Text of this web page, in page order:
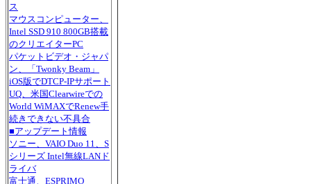
ス
マウスコンピューター、
Intel SSD 910 800GB搭載
のクリエイターPC
パケットビデオ・ジャパ
ン、「Twonky Beam」
iOS版でDTCP-IPサポート
UQ、米国Clearwireでの
World WiMAXでRenew手
続きできない不具合
■アップデート情報
ソニー、VAIO Duo 11、S
シリーズ Intel無線LANド
ライバ
富士通、ESPRIMO